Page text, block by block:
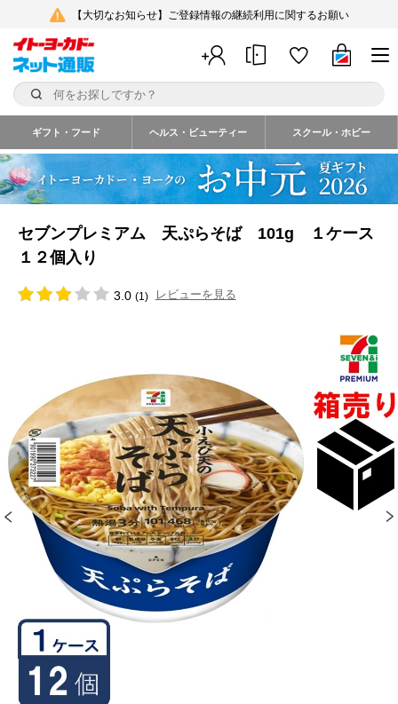
【大切なお知らせ】ご登録情報の継続利用に関するお願い
ギフト・フード ヘルス・ビューティー スクール・ホビー
セブンプレミアム 天ぷらそば 101g １ケース
１２個入り
3.0 (1) レビューを見る